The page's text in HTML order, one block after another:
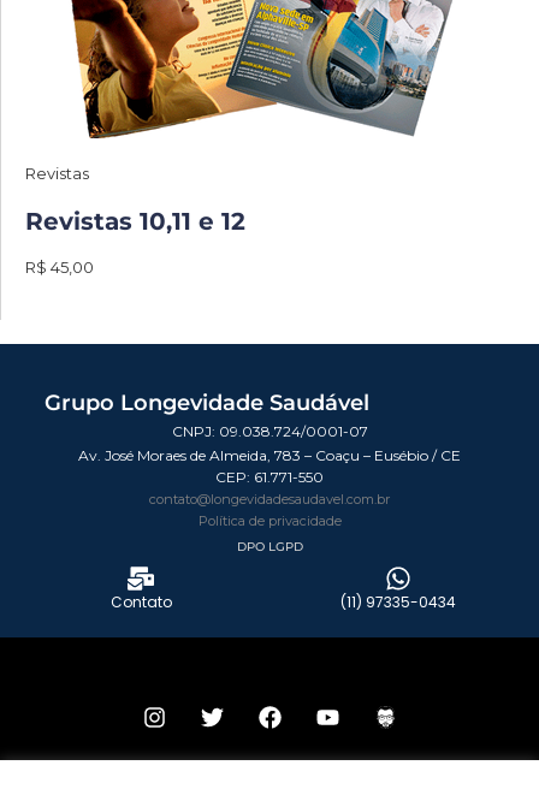
Revistas
Revistas 10,11 e 12
R$ 45,00
Grupo Longevidade Saudável
CNPJ: 09.038.724/0001-07
Av. José Moraes de Almeida, 783 – Coaçu – Eusébio / CE
CEP: 61.771-550
contato@longevidadesaudavel.com.br
Política de privacidade
DPO LGPD
Contato (11) 97335-0434